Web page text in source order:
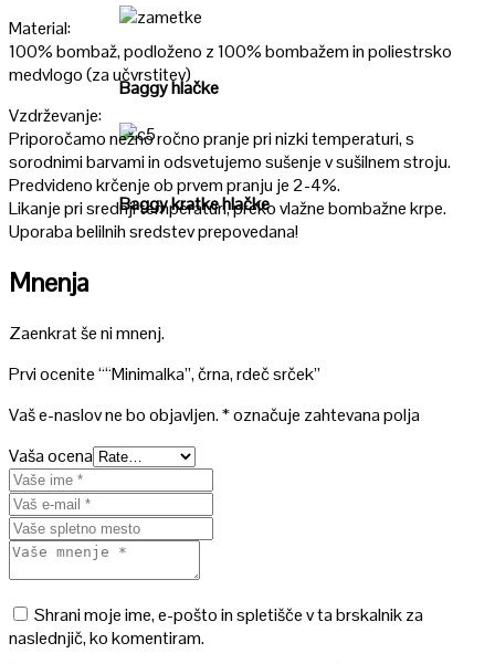
Poglej
Baggy hlačke
Poglej
Baggy kratke hlačke
Material:
100% bombaž, podloženo z 100% bombažem in poliestrsko
medvlogo (za učvrstitev)
Vzdrževanje:
Priporočamo nežno ročno pranje pri nizki temperaturi, s
sorodnimi barvami in odsvetujemo sušenje v sušilnem stroju.
Predvideno krčenje ob prvem pranju je 2-4%.
Likanje pri srednji temperaturi, preko vlažne bombažne krpe.
Uporaba belilnih sredstev prepovedana!
Mnenja
Zaenkrat še ni mnenj.
Prvi ocenite ““Minimalka”, črna, rdeč srček”
Vaš e-naslov ne bo objavljen.*označuje zahtevana polja
Vaša ocena
Shrani moje ime, e-pošto in spletišče v ta brskalnik za
naslednjič, ko komentiram.